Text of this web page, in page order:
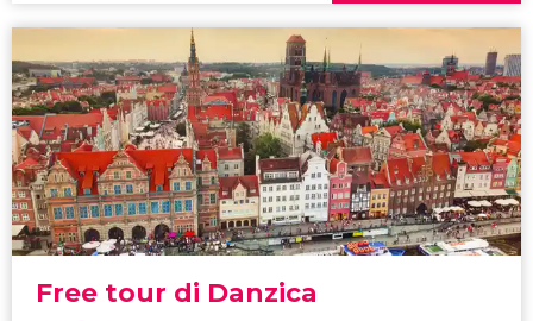
Free tour di Danzica